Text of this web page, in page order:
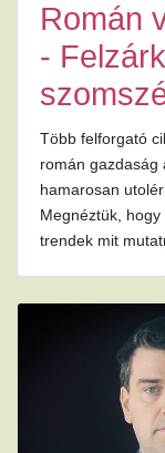
Román
-
Több felforgató
román gazdaság
hamarosan
Megnéztük,
trendek mit